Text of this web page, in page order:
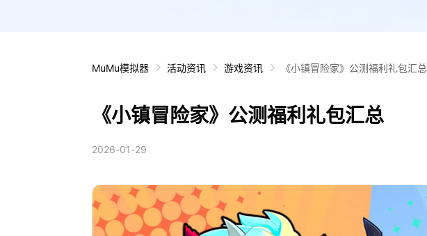
MuMu模拟器 活动资讯 游戏资讯 《小镇冒险家》公测福利礼包汇总
《小镇冒险家》公测福利礼包汇总
2026-01-29